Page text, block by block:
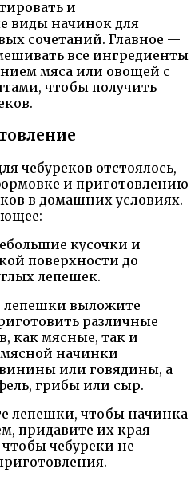
и
виды начинок для
сочетаний. Главное —
все ингредиенты
мяса или овощей с
чтобы получить
чебуреков отстоялось,
и приготовлению
в домашних условиях.
кусочки и
поверхности до
лепешек.
лепешки выложите
различные
как мясные, так и
начинки
или говядины, а
грибы или сыр.
лепешки, чтобы начинка
придавите их края
чебуреки не